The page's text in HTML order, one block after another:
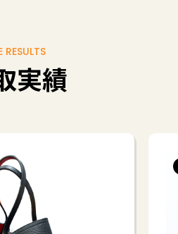
RESULTS
実績